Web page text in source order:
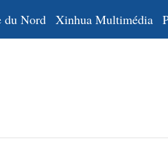
du Nord Xinhua Multimédia